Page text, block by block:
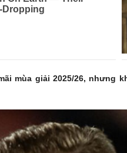
mùa giải 2025/26,